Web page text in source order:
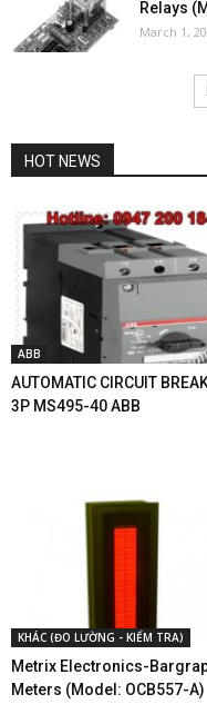
Relays
March 1,
HOT NEWS
ABB
AUTOMATIC CIRCUIT
3P MS495-40 ABB
KHÁC (ĐO LƯỜNG - KIỂM TRA)
Metrix Electronics-
Meters (Model: OCB557-A)